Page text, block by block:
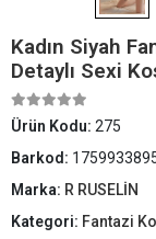
Kadın Siyah
Detaylı Sexi
Ürün Kodu: 275
Barkod:
Marka: R RUSELİN
Kategori: Fantazi